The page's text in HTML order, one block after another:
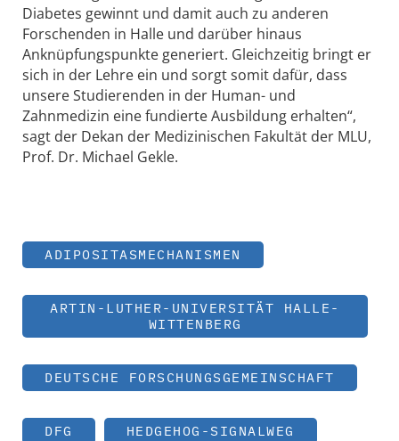
Diabetes gewinnt und damit auch zu anderen
Forschenden in Halle und darüber hinaus
Anknüpfungspunkte generiert. Gleichzeitig bringt er
sich in der Lehre ein und sorgt somit dafür, dass
unsere Studierenden in der Human- und
Zahnmedizin eine fundierte Ausbildung erhalten“,
sagt der Dekan der Medizinischen Fakultät der MLU,
Prof. Dr. Michael Gekle.
ADIPOSITASMECHANISMEN
ARTIN-LUTHER-UNIVERSITÄT HALLE-
WITTENBERG
DEUTSCHE FORSCHUNGSGEMEINSCHAFT
DFG HEDGEHOG-SIGNALWEG